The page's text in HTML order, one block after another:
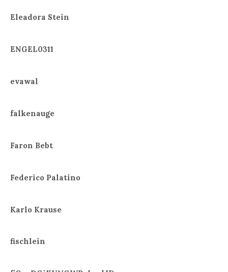
Eleadora Stein
ENGEL0311
evawal
falkenauge
Faron Bebt
Federico Palatino
Karlo Krause
fischlein